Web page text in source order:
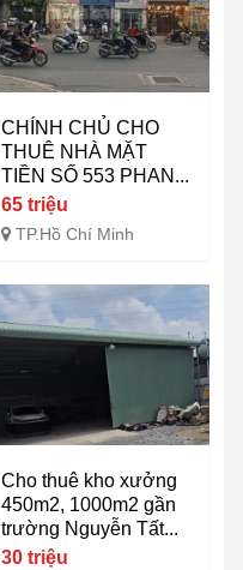
CHÍNH CHỦ CHO
THUÊ NHÀ MẶT
TIỀN SỐ 553 PHAN...
65 triệu
TP.Hồ Chí Minh
Cho thuê kho xưởng
450m2, 1000m2 gần
trường Nguyễn Tất...
30 triệu